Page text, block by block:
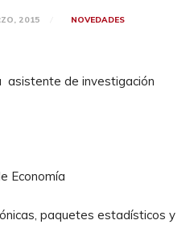
2015 NOVEDADES
asistente de investigación
Economía
paquetes estadísticos y